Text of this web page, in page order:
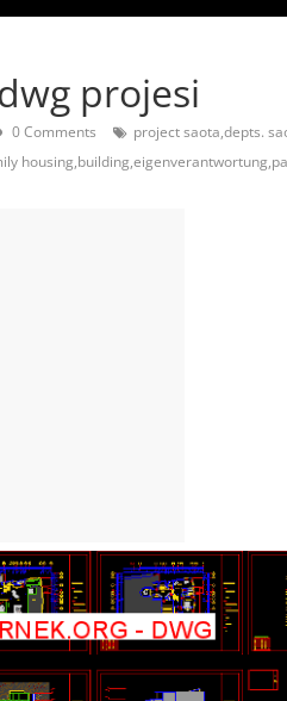
projesi
0 Comments
project saota,depts.